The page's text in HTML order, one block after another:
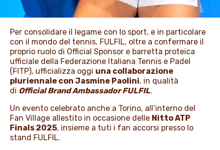
Per consolidare il legame con lo sport, e in particolare
con il mondo del tennis, FULFIL, oltre a confermare il
proprio ruolo di Official Sponsor e barretta proteica
ufficiale della Federazione Italiana Tennis e Padel
(FITP), ufficializza oggi una collaborazione
pluriennale con Jasmine Paolini, in qualità
di Official Brand Ambassador FULFIL.
Un evento celebrato anche a Torino, all’interno del
Fan Village allestito in occasione delle Nitto ATP
Finals 2025, insieme a tuti i fan accorsi presso lo
stand FULFIL.